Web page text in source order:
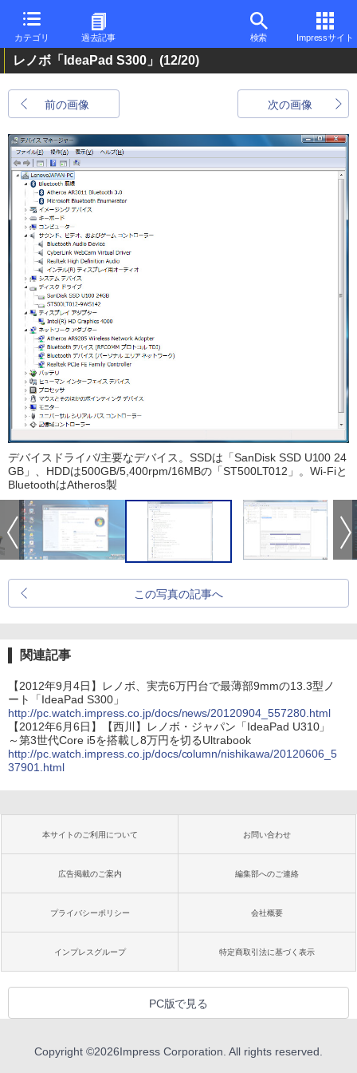
カテゴリ 過去記事 検索 Impressサイト
レノボ「IdeaPad S300」 (12/20)
前の画像 次の画像
デバイスドライバ/主要なデバイス。SSDは「SanDisk SSD U100 24
GB」、HDDは500GB/5,400rpm/16MBの「ST500LT012」。Wi-Fiと
BluetoothはAtheros製
この写真の記事へ
関連記事
【2012年9月4日】レノボ、実売6万円台で最薄部9mmの13.3型ノ
ート「IdeaPad S300」
http://pc.watch.impress.co.jp/docs/news/20120904_557280.html
【2012年6月6日】【西川】レノボ・ジャパン「IdeaPad U310」
～第3世代Core i5を搭載し8万円を切るUltrabook
http://pc.watch.impress.co.jp/docs/column/nishikawa/20120606_5
37901.html
本サイトのご利用について お問い合わせ
広告掲載のご案内 編集部へのご連絡
プライバシーポリシー 会社概要
インプレスグループ 特定商取引法に基づく表示
PC版で見る
Copyright ©2026Impress Corporation. All rights reserved.